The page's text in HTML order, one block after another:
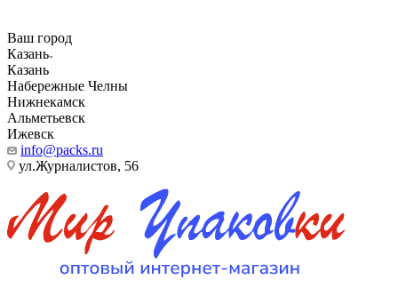
Ваш город
Казань
Казань
Набережные Челны
Нижнекамск
Альметьевск
Ижевск
info@packs.ru
ул.Журналистов, 56